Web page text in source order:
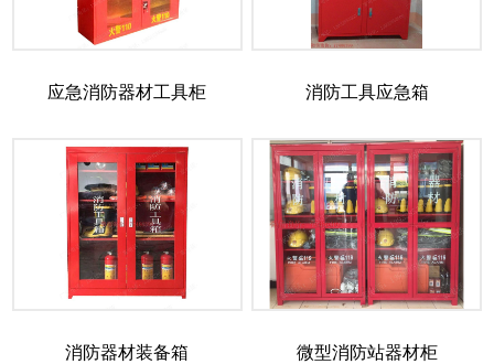
应急消防器材工具柜 消防工具应急箱
消防器材装备箱 微型消防站器材柜